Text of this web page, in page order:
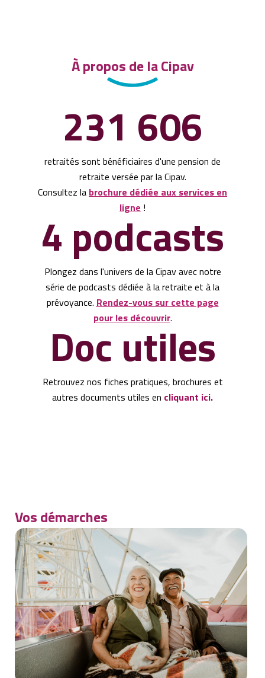
À propos de la Cipav
231 606
retraités sont bénéficiaires d'une pension de
retraite versée par la Cipav.
Consultez la brochure dédiée aux services en
ligne !
4 podcasts
Plongez dans l'univers de la Cipav avec notre
série de podcasts dédiée à la retraite et à la
prévoyance. Rendez-vous sur cette page
pour les découvrir.
Doc utiles
Retrouvez nos fiches pratiques, brochures et
autres documents utiles en cliquant ici.
Vos démarches